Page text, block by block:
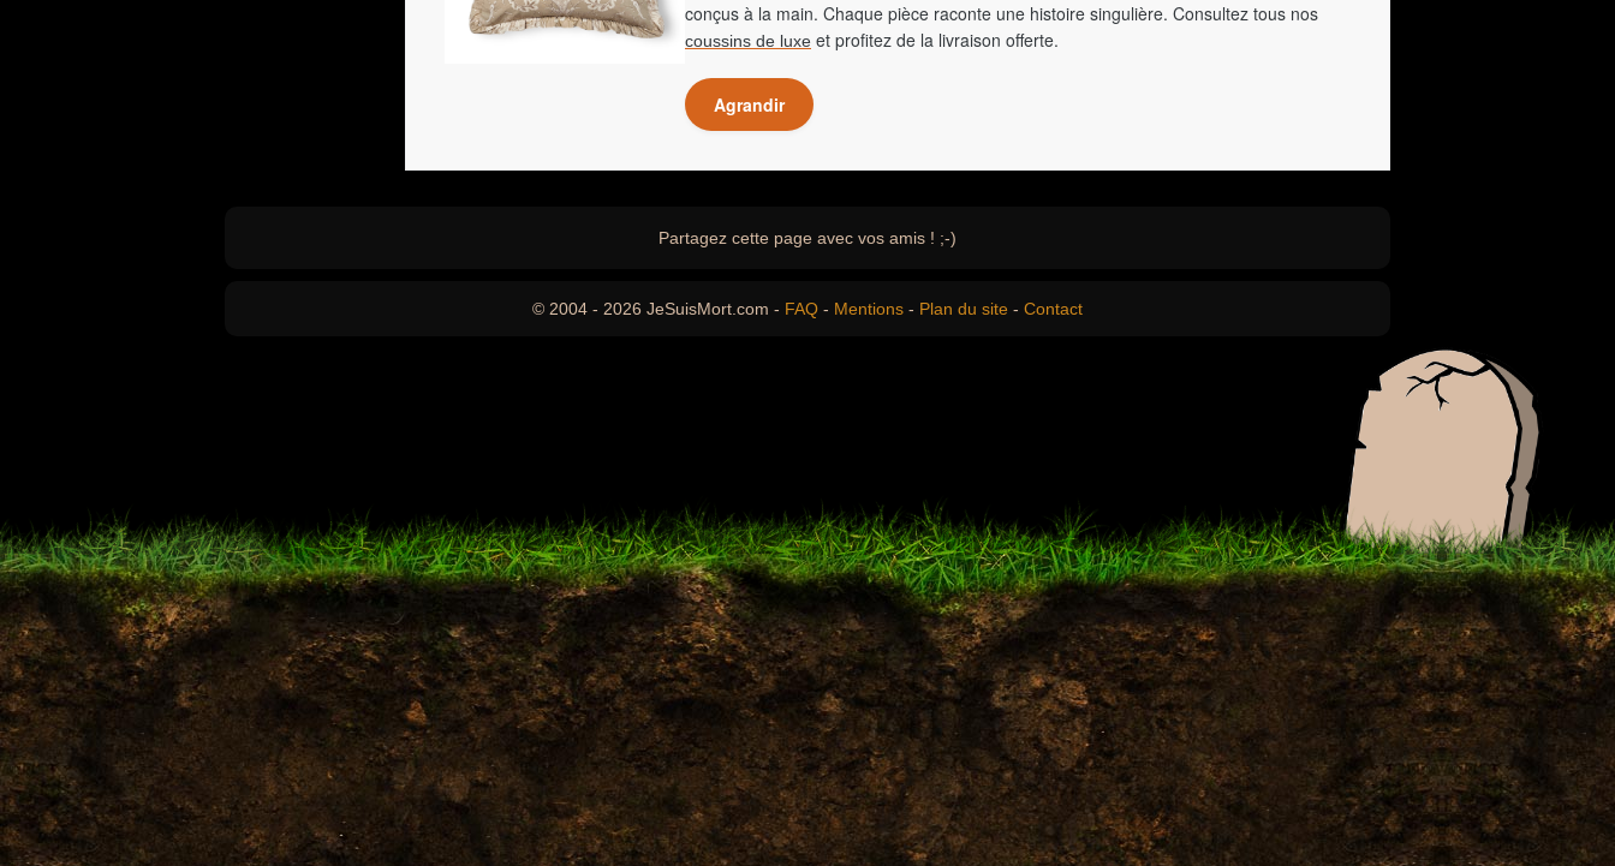
conçus à la main. Chaque pièce raconte une histoire singulière. Consultez tous nos
coussins de luxe et profitez de la livraison offerte.
Agrandir
Partagez cette page avec vos amis ! ;-)
© 2004 - 2026 JeSuisMort.com - FAQ - Mentions - Plan du site - Contact